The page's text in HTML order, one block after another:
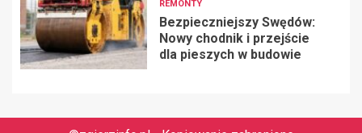
REMONTY
Bezpieczniejszy Swędów:
Nowy chodnik i przejście
dla pieszych w budowie